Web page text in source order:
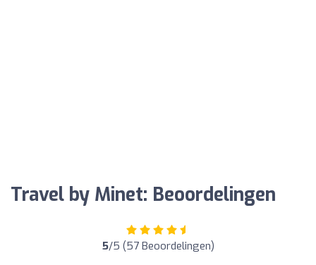
Travel by Minet: Beoordelingen
5/5 (57 Beoordelingen)